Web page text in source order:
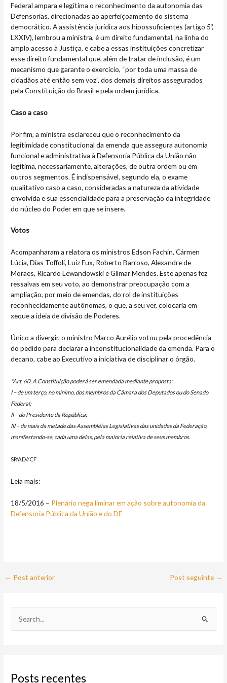
Federal ampara e legitima o reconhecimento da autonomia das
Defensorias, direcionadas ao aperfeiçoamento do sistema
democrático. A assistência jurídica aos hipossuficientes (artigo 5º,
LXXIV), lembrou a ministra, é um direito fundamental, na linha do
amplo acesso à Justiça, e cabe a essas instituições concretizar
esse direito fundamental que, além de tratar de inclusão, é um
mecanismo que garante o exercício, “por toda uma massa de
cidadãos até então sem voz”, dos demais direitos assegurados
pela Constituição do Brasil e pela ordem jurídica.
Caso a caso
Por fim, a ministra esclareceu que o reconhecimento da
legitimidade constitucional da emenda que assegura autonomia
funcional e administrativa à Defensoria Pública da União não
legitima, necessariamente, alterações, de outra ordem ou em
outros segmentos. É indispensável, segundo ela, o exame
qualitativo caso a caso, consideradas a natureza da atividade
envolvida e sua essencialidade para a preservação da integridade
do núcleo do Poder em que se insere.
Votos
Acompanharam a relatora os ministros Edson Fachin, Cármen
Lúcia, Dias Toffoli, Luiz Fux, Roberto Barroso, Alexandre de
Moraes, Ricardo Lewandowski e Gilmar Mendes. Este apenas fez
ressalvas em seu voto, ao demonstrar preocupação com a
ampliação, por meio de emendas, do rol de instituições
reconhecidamente autônomas, o que, a seu ver, colocaria em
xeque a ideia de divisão de Poderes.
Único a divergir, o ministro Marco Aurélio votou pela procedência
do pedido para declarar a inconstitucionalidade da emenda. Para o
decano, cabe ao Executivo a iniciativa de disciplinar o órgão.
*Art. 60. A Constituição poderá ser emendada mediante proposta:
I – de um terço, no mínimo, dos membros da Câmara dos Deputados ou do Senado
Federal;
II – do Presidente da República;
III – de mais da metade das Assembléias Legislativas das unidades da Federação,
manifestando-se, cada uma delas, pela maioria relativa de seus membros.
SP/AD//CF
Leia mais:
18/5/2016 – Plenário nega liminar em ação sobre autonomia da
Defensoria Pública da União e do DF
← Post anterior Post seguinte →
u
Posts recentes